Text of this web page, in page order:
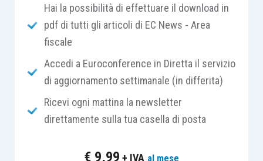
verbale.
A differenza della vecchia formulazione, il
contribuente puòprestare adesione:
Hai la possibilità di effettuare il download in
pdf di tutti gli articoli di EC News - Area
fiscale
Accedi a Euroconference in Diretta il servizio
di aggiornamento settimanale (in differita)
Ricevi ogni mattina la newsletter
direttamente sulla tua casella di posta
€ 9,99 + IVA al mese